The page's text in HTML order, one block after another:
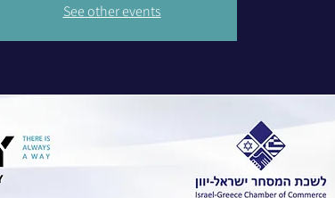
See other events